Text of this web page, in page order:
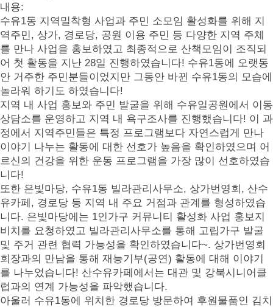
내용:
수유1동 지역밀착형 사업과 주민 소모임 활성화를 위해 지
역주민 , 상가, 경로당, 공원 이용 주민 등 다양한 지역 주체
를 만나 사업을 홍보하였고 최종적으로 산책모임이 조직되
어 첫 활동을 지난 28일 진행하였습니다! 수유1동에 오랫동
안 거주한 주민분들이었지만 그동안 바뀐 수유1동의 모습에
놀라워 하기도 하였습니다!
지역 내 사업 홍보와 주민 발굴을 위해 수유일공원에서 이동
상담소를 운영하고 지역 내 욕구조사를 진행했습니다! 이 과
정에서 지역주민들은 특정 프로그램보다 자연스럽게 만나
이야기 나누는 활동에 대한 선호가 높음을 확인하였으며 어
르신의 건강을 위한 운동 프로그램을 가장 많이 선호하였습
니다!
또한 은빛마당, 수유1동 빌라관리사무소, 상가번영회 , 산수
유카페 , 경로당 등 지역 내 주요 거점과 관계를 형성하였습
니다. 은빛마당에는 1인가구 커뮤니티 활성화 사업 홍보지
비치를 요청하였고 빌라관리사무소를 통해 고립가구 발굴
및 주거 관련 협력 가능성을 확인하였습니다~. 상가번영회
회장과의 만남을 통해 재능기부(공연) 활동에 대해 이야기
를 나누었습니다! 산수유카페에서는 대관 및 강북시니어클
럽과의 연계 가능성을 파악했습니다.
아울러 수유1동에 위치한 경로당 방문하여 후원물품인 김치